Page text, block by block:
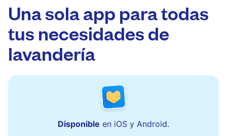
Una sola app para todas
tus necesidades de
lavandería
Disponible en iOS y Android.